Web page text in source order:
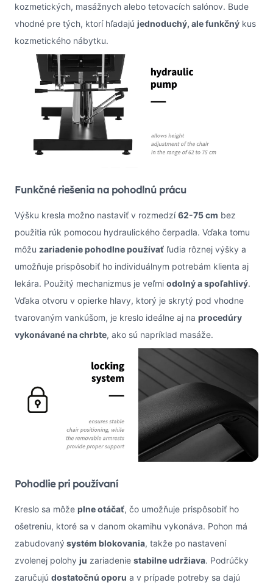
kozmetických, masážnych alebo tetovacích salónov. Bude
vhodné pre tých, ktorí hľadajú jednoduchý, ale funkčný kus
kozmetického nábytku.
Funkčné riešenia na pohodlnú prácu
Výšku kresla možno nastaviť v rozmedzí62-75 cm bez
použitia rúk pomocou hydraulického čerpadla. Vďaka tomu
môžu zariadenie pohodlne používať ľudia rôznej výšky a
umožňuje prispôsobiť ho individuálnym potrebám klienta aj
lekára. Použitý mechanizmus je veľmi odolný a spoľahlivý.
Vďaka otvoru v opierke hlavy, ktorý je skrytý pod vhodne
tvarovaným vankúšom, je kreslo ideálne aj na procedúry
vykonávané na chrbte, ako sú napríklad masáže.
Pohodlie pri používaní
Kreslo sa môže plne otáčať, čo umožňuje prispôsobiť ho
ošetreniu, ktoré sa v danom okamihu vykonáva. Pohon má
zabudovaný systém blokovania, takže po nastavení
zvolenej polohy ju zariadenie stabilne udržiava. Podrúčky
zaručujú dostatočnú oporu a v prípade potreby sa dajú